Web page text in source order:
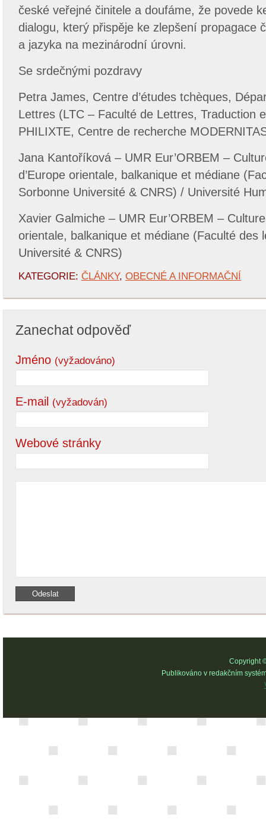
české veřejné činitele a doufáme, že povede
dialogu, který přispěje ke zlepšení propagace
a jazyka na mezinárodní úrovni.
Se srdečnými pozdravy
Petra James, Centre d’études tchèques,
Lettres (LTC – Faculté de Lettres, Traduction
PHILIXTE, Centre de recherche
Jana Kantoříková – UMR Eur’ORBEM –
d’Europe orientale, balkanique et médiane
Sorbonne Université & CNRS) / Université
Xavier Galmiche – UMR Eur’ORBEM –
orientale, balkanique et médiane (Faculté des
Université & CNRS)
KATEGORIE: ČLÁNKY, OBECNÉ A INFORMAČNÍ
Zanechat odpověď
Jméno (vyžadováno)
E-mail (vyžadován)
Webové stránky
Copyright
Publikováno v redakčním